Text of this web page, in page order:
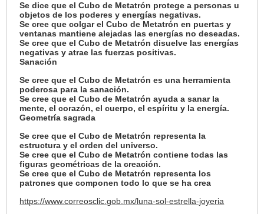
Se dice que el Cubo de Metatrón protege a personas u
objetos de los poderes y energías negativas.
Se cree que colgar el Cubo de Metatrón en puertas y
ventanas mantiene alejadas las energías no deseadas.
Se cree que el Cubo de Metatrón disuelve las energías
negativas y atrae las fuerzas positivas.
Sanación
Se cree que el Cubo de Metatrón es una herramienta
poderosa para la sanación.
Se cree que el Cubo de Metatrón ayuda a sanar la
mente, el corazón, el cuerpo, el espíritu y la energía.
Geometría sagrada
Se cree que el Cubo de Metatrón representa la
estructura y el orden del universo.
Se cree que el Cubo de Metatrón contiene todas las
figuras geométricas de la creación.
Se cree que el Cubo de Metatrón representa los
patrones que componen todo lo que se ha crea
https://www.correosclic.gob.mx/luna-sol-estrella-joyeria